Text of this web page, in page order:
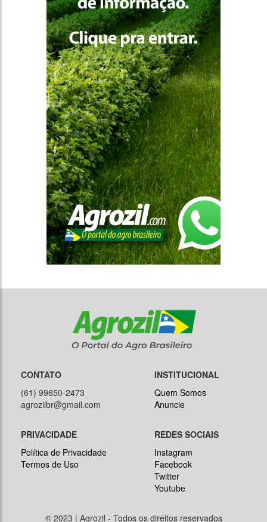
CONTATO
(61) 99650-2473
agrozilbr@gmail.com
INSTITUCIONAL
Quem Somos
Anuncie
PRIVACIDADE
Política de Privacidade
Termos de Uso
REDES SOCIAIS
Instagram
Facebook
Twitter
Youtube
© 2023 | Agrozil - Todos os direitos reservados